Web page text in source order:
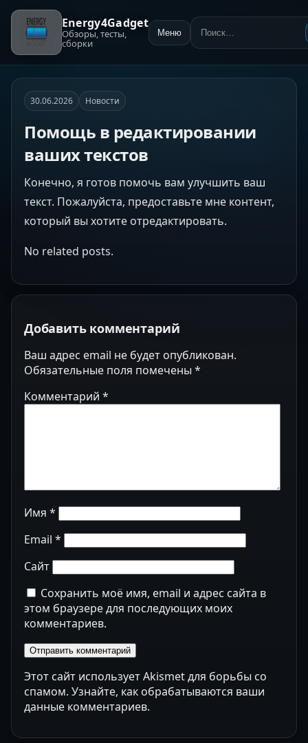
Energy4Gadget
Обзоры, тесты,
сборки
Меню Поиск:
30.06.2026 Новости
Помощь в редактировании
ваших текстов
Конечно, я готов помочь вам улучшить ваш
текст. Пожалуйста, предоставьте мне контент,
который вы хотите отредактировать.
No related posts.
Добавить комментарий
Ваш адрес email не будет опубликован.
Обязательные поля помечены *
Комментарий *
Имя *
Email *
Сайт
Сохранить моё имя, email и адрес сайта в
этом браузере для последующих моих
комментариев.
Этот сайт использует Akismet для борьбы со
спамом. Узнайте, как обрабатываются ваши
данные комментариев.